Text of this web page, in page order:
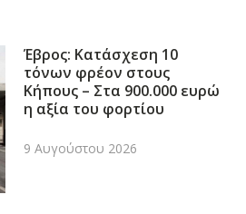
Έβρος: Κατάσχεση 10
τόνων φρέον στους
Κήπους – Στα 900.000 ευρώ
η αξία του φορτίου
9 Αυγούστου 2026